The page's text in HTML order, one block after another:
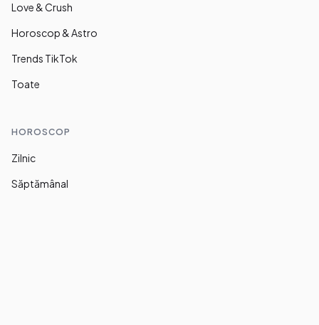
Love & Crush
Horoscop & Astro
Trends TikTok
Toate
HOROSCOP
Zilnic
Săptămânal